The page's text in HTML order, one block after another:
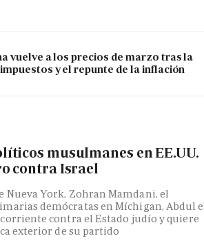
vuelve a los precios de marzo tras la
y el repunte de la inflación
musulmanes en EE.UU.
contra Israel
Nueva York, Zohran Mamdani, el
demócratas en Míchigan, Abdul
contra el Estado judío y quiere
exterior de su partido